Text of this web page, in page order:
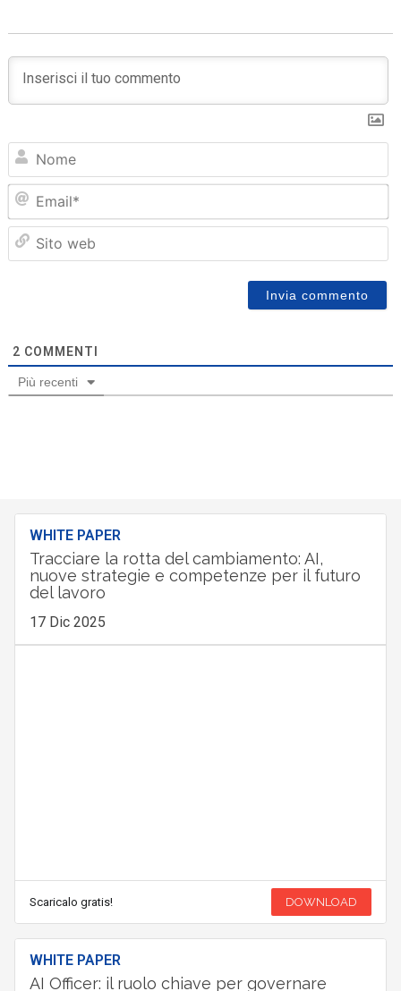
2 COMMENTI
Più recenti
WHITE PAPER
Tracciare la rotta del cambiamento: AI,
nuove strategie e competenze per il futuro
del lavoro
17 Dic 2025
Scaricalo gratis! DOWNLOAD
WHITE PAPER
AI Officer: il ruolo chiave per governare